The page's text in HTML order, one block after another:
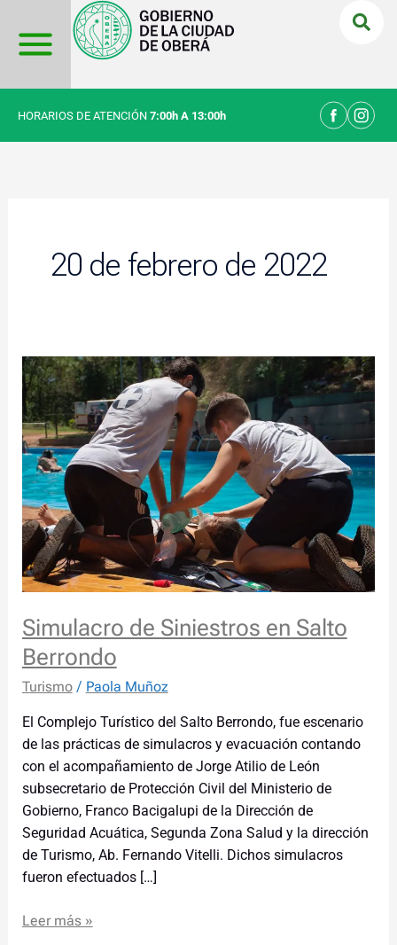
contenido
HORARIOS DE ATENCIÓN 7:00h A 13:00h
20 de febrero de 2022
Simulacro de Siniestros en Salto
Berrondo
Turismo/ Paola Muñoz
El Complejo Turístico del Salto Berrondo, fue escenario
de las prácticas de simulacros y evacuación contando
con el acompañamiento de Jorge Atilio de León
subsecretario de Protección Civil del Ministerio de
Gobierno, Franco Bacigalupi de la Dirección de
Seguridad Acuática, Segunda Zona Salud y la dirección
de Turismo, Ab. Fernando Vitelli. Dichos simulacros
fueron efectuados […]
Simulacro
de
Siniestros
en
Salto
Berrondo
Leer más »